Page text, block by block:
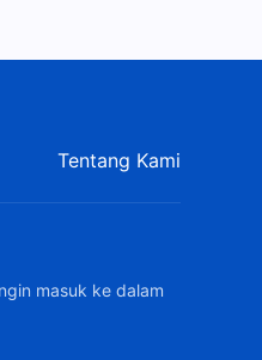
Tentang Kami
masuk ke dalam